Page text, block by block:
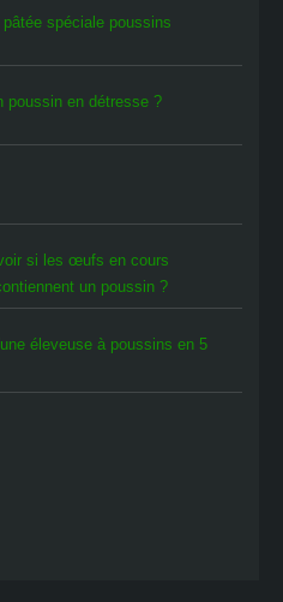
pâtée spéciale poussins
poussin en détresse ?
si les œufs en cours
un poussin ?
éleveuse à poussins en 5